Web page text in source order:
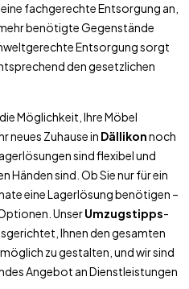
fachgerechte Entsorgung an,
benötigte Gegenstände
Entsorgung sorgt
den gesetzlichen
Möglichkeit, Ihre Möbel
neues Zuhause in Dällikonnoch
sind flexibel und
Händen sind. Ob Sie nur für ein
eine Lagerlösung benötigen –
UnserUmzugstipps-
Ihnen den gesamten
zu gestalten, und wir sind
Angebot an Dienstleistungen